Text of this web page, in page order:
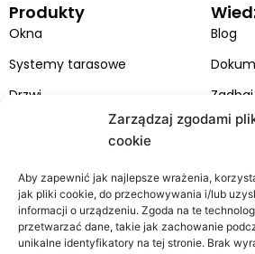
Zarządzaj zgodami
cookie
Aby zapewnić jak najlepsze wrażenia,
jak pliki cookie, do przechowywania i/lub
informacji o urządzeniu. Zgoda na te
przetwarzać dane, takie jak zachowanie
unikalne identyfikatory na tej stronie. Brak
o
e
t
r
a
Produkty
Okna
Systemy tarasowe
Drzwi
Kolorystyka okien i drzwi
Blog
Bertrand
O firmie